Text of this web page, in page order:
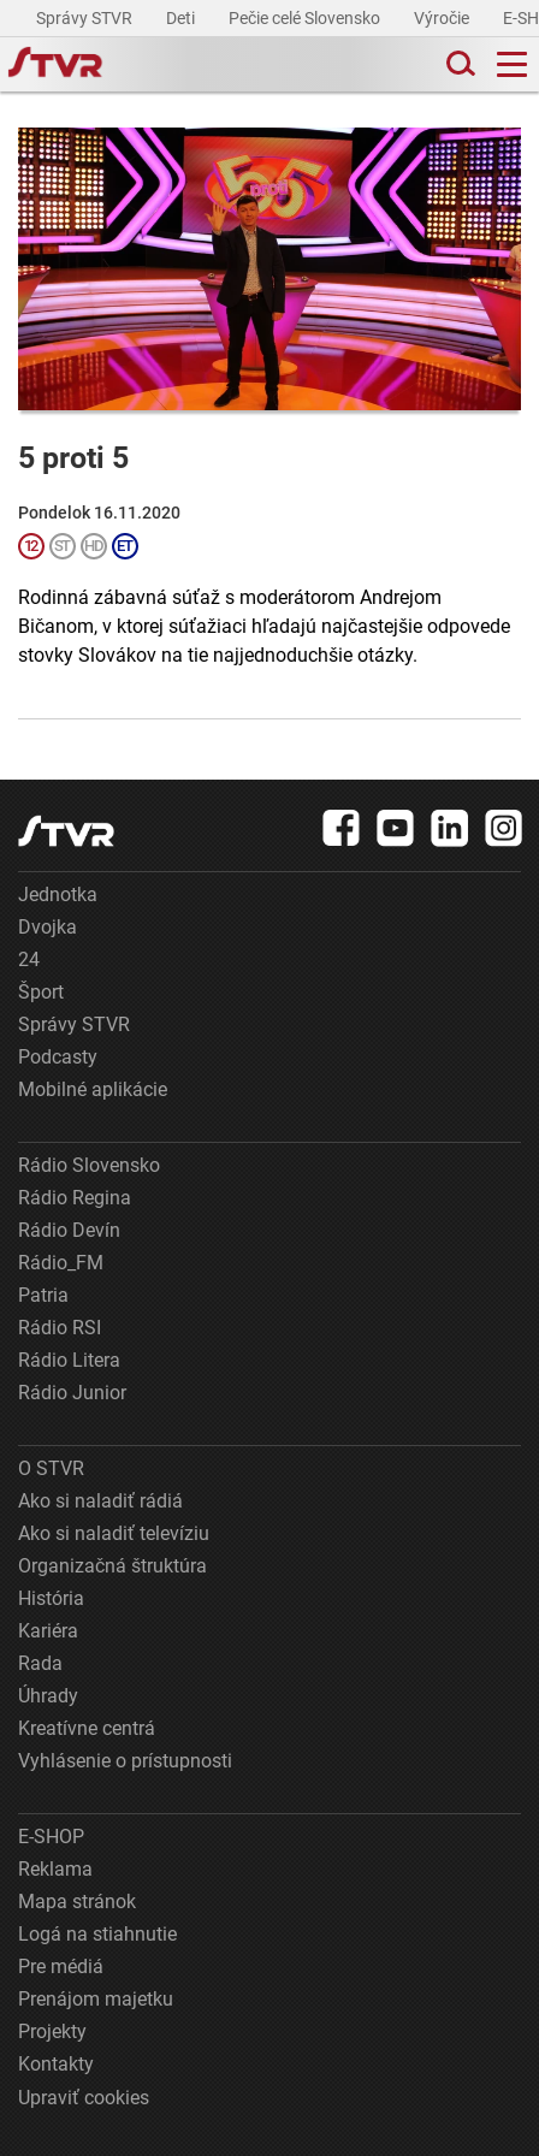
Správy STVR Deti Pečie celé Slovensko Výročie E-
5 proti 5
Pondelok 16.11.2020
Rodinná zábavná súťaž s moderátorom Andrejom
Bičanom, v ktorej súťažiaci hľadajú najčastejšie odpovede
stovky Slovákov na tie najjednoduchšie otázky.
Jednotka
Dvojka
24
Šport
Správy STVR
Podcasty
Mobilné aplikácie
Rádio Slovensko
Rádio Regina
Rádio Devín
Rádio_FM
Patria
Rádio RSI
Rádio Litera
Rádio Junior
O STVR
Ako si naladiť rádiá
Ako si naladiť televíziu
Organizačná štruktúra
História
Kariéra
Rada
Úhrady
Kreatívne centrá
Vyhlásenie o prístupnosti
E-SHOP
Reklama
Mapa stránok
Logá na stiahnutie
Pre médiá
Prenájom majetku
Projekty
Kontakty
Upraviť cookies